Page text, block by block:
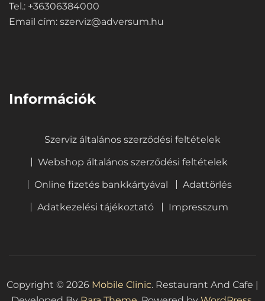
Tel.: +36306384000
Email cím: szerviz@adversum.hu
Információk
Szerviz általános szerződési feltételek
Webshop általános szerződési feltételek
Online fizetés bankkártyával
Adattörlés
Adatkezelési tájékoztató
Impresszum
Copyright © 2026 Mobile Clinic. Restaurant And Cafe |